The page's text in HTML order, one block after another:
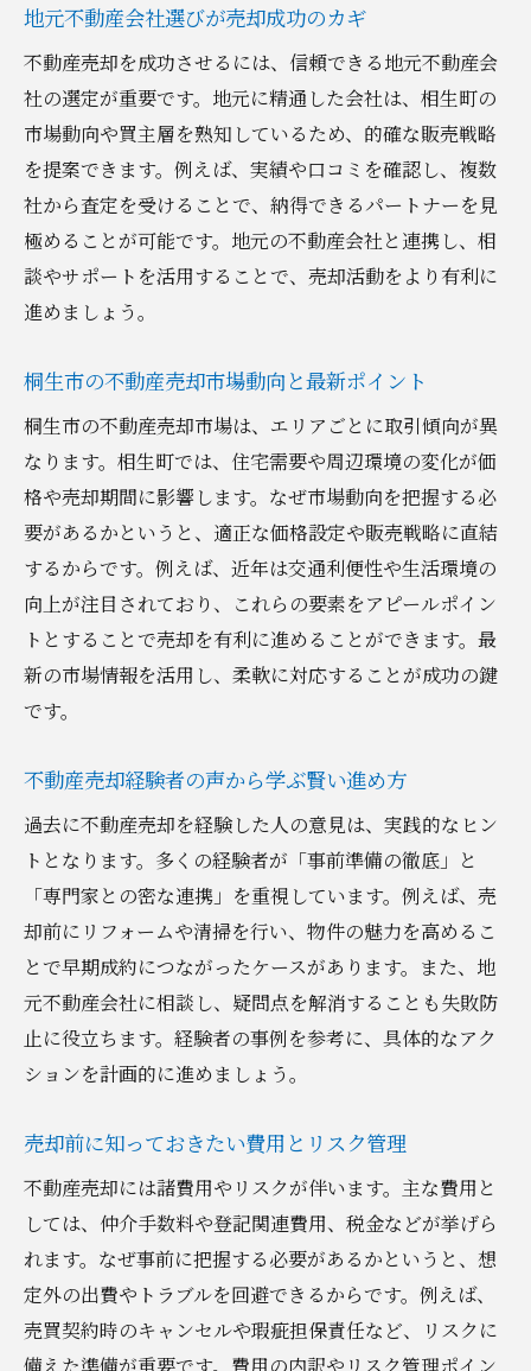
売却活動を効率化するための具体的な方法
相生町で起こりやすいトラブル事例と対策
不動産売却後の手続きにも注意が必要
地元不動産会社と連携した円滑な進行方法
売却のタイミングと成功の秘訣を解説
不動産売却の最適なタイミングを見極める
コツ
桐生市の市況と売却時期の関係を知ろう
スムーズな売却へ導く事前準備のポイント
売却時のタイミングによる価格変動傾向
不動産会社と相談し最良の決断を目指す
桐生市で安心して不動産を売る方法
信頼できる不動産会社選びが安心の第一歩
桐生市の売却サポート体制をチェックしよ
う
不動産売却の悩みを相談できる窓口の活用
トラブル回避のための契約書チェック項目
売却後のサポート体制とアフターケア
トラブルを防ぐ売却契約時の注意点
不動産売却契約でよくあるトラブル事例と
対策
契約内容の確認方法と見落としがちなポイ
ント
桐生市での売却契約で注意すべき法的事項
い点
売却時の責任範囲とリスク管理の方法
契約書内容を理解し納得するためのポイン
ト
納得できる価格で売却するためのポイント
不動産売却価格の決め方と市場相場の把握
地元不動産会社選びが売却成功のカギ
不動産売却を成功させるには、信頼できる地元不動産会
社の選定が重要です。地元に精通した会社は、相生町の
市場動向や買主層を熟知しているため、的確な販売戦略
を提案できます。例えば、実績や口コミを確認し、複数
社から査定を受けることで、納得できるパートナーを見
極めることが可能です。地元の不動産会社と連携し、相
談やサポートを活用することで、売却活動をより有利に
進めましょう。
桐生市の不動産売却市場動向と最新ポイント
桐生市の不動産売却市場は、エリアごとに取引傾向が異
なります。相生町では、住宅需要や周辺環境の変化が価
格や売却期間に影響します。なぜ市場動向を把握する必
要があるかというと、適正な価格設定や販売戦略に直結
するからです。例えば、近年は交通利便性や生活環境の
向上が注目されており、これらの要素をアピールポイン
トとすることで売却を有利に進めることができます。最
新の市場情報を活用し、柔軟に対応することが成功の鍵
です。
不動産売却経験者の声から学ぶ賢い進め方
過去に不動産売却を経験した人の意見は、実践的なヒン
トとなります。多くの経験者が「事前準備の徹底」と
「専門家との密な連携」を重視しています。例えば、売
却前にリフォームや清掃を行い、物件の魅力を高めるこ
とで早期成約につながったケースがあります。また、地
元不動産会社に相談し、疑問点を解消することも失敗防
止に役立ちます。経験者の事例を参考に、具体的なアク
ションを計画的に進めましょう。
売却前に知っておきたい費用とリスク管理
不動産売却には諸費用やリスクが伴います。主な費用と
しては、仲介手数料や登記関連費用、税金などが挙げら
れます。なぜ事前に把握する必要があるかというと、想
定外の出費やトラブルを回避できるからです。例えば、
売買契約時のキャンセルや瑕疵担保責任など、リスクに
備えた準備が重要です。費用の内訳やリスク管理ポイン